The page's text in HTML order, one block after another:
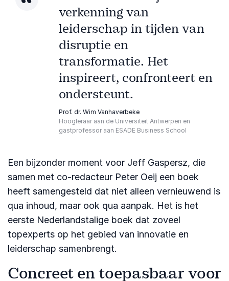
verkenning van
leiderschap in tijden van
disruptie en
transformatie. Het
inspireert, confronteert en
ondersteunt.
Prof. dr. Wim Vanhaverbeke
Hoogleraar aan de Universiteit Antwerpen en
gastprofessor aan ESADE Business School
Een bijzonder moment voor Jeff Gaspersz, die
samen met co-redacteur Peter Oeij een boek
heeft samengesteld dat niet alleen vernieuwend is
qua inhoud, maar ook qua aanpak. Het is het
eerste Nederlandstalige boek dat zoveel
topexperts op het gebied van innovatie en
leiderschap samenbrengt.
Concreet en toepasbaar voor